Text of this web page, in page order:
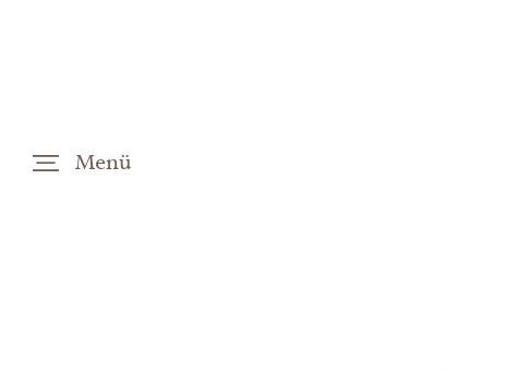
Menü